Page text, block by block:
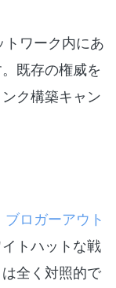
ワーク内にあ
既存の権威を
ク構築キャン
ブロガーアウト
トハットな戦
全く対照的で